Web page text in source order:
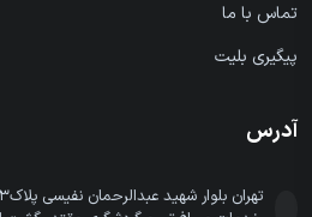
تماس با ما
پیگیری بلیت
آدرس